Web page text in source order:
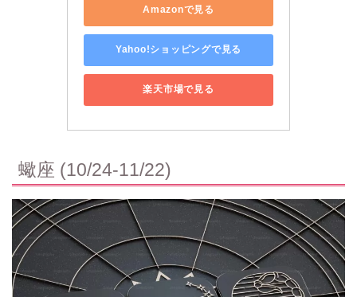
Amazonで見る
Yahoo!ショッピングで見る
楽天市場で見る
蠍座 (10/24-11/22)